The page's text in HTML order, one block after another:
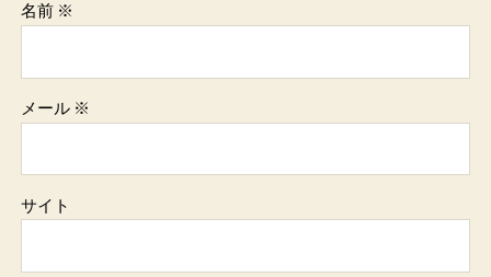
名前 ※
メール ※
サイト